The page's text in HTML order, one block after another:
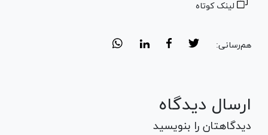
لینک کوتاه
هم‌رسانی:
ارسال دیدگاه
دیدگاهتان را بنویسید